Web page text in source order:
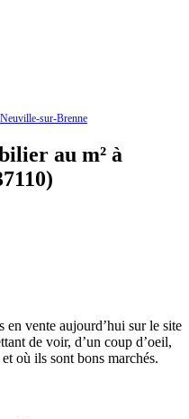
Neuville-sur-Brenne
au m² à
en vente aujourd’hui sur le site
de voir, d’un coup d’oeil,
où ils sont bons marchés.